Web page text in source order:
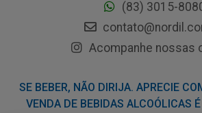
(83) 3015-
Acompanhe nossas
SE BEBER, NÃO DIRIJA. APRECIE
VENDA DE BEBIDAS ALCOÓLICAS